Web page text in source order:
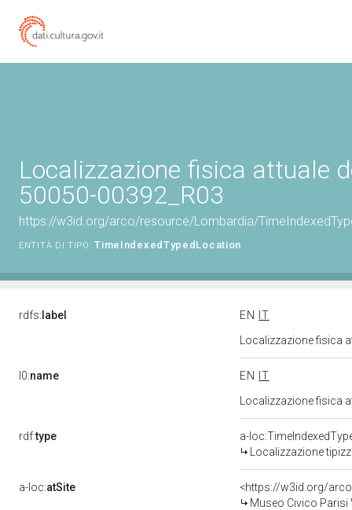
Localizzazione fisica attuale
50050-00392_R03
https://w3id.org/arco/resource/Lombardia/
ENTITÀ DI TIPO: TimeIndexedTypedLocation
rdfs: label EN
IT
Localizzazione fisica
l0:name EN
IT
Localizzazione fisica
rdf:type
a-
Localizzazione
a-loc:atSite
<https://w3id.org/
Museo Civico Parisi